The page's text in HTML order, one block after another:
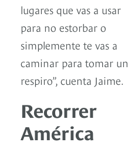
lugares que vas a usar
para no estorbar o
simplemente te vas a
caminar para tomar un
respiro”, cuenta Jaime.
Recorrer
América